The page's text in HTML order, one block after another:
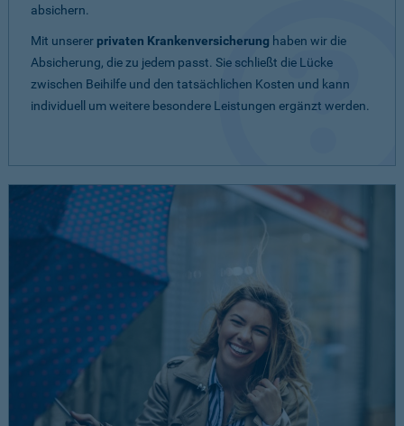
absichern.
Mit unserer privaten Krankenversicherung haben wir die
Absicherung, die zu jedem passt. Sie schließt die Lücke
zwischen Beihilfe und den tatsächlichen Kosten und kann
individuell um weitere besondere Leistungen ergänzt werden.